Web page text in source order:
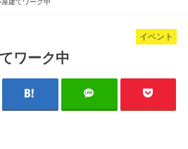
建てワーク中
イベント
ワーク中